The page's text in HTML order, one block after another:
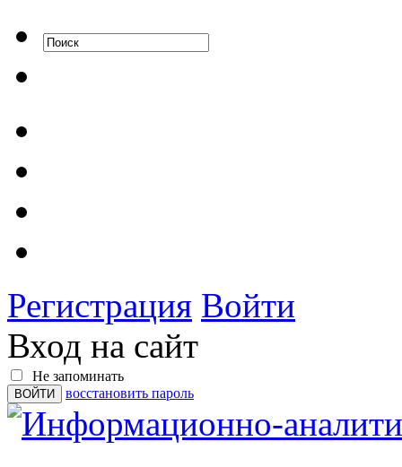
Регистрация Войти
Вход на сайт
Не запоминать
восстановить пароль